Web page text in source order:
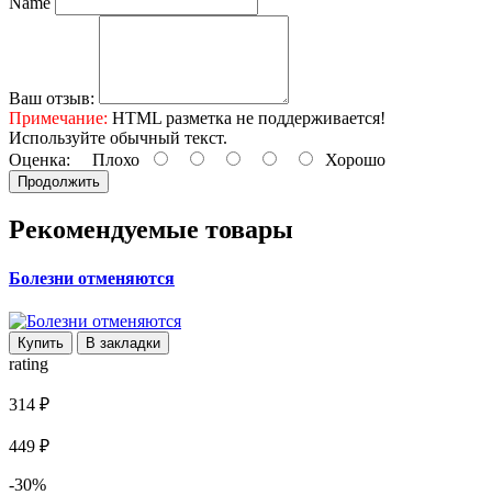
Ваш отзыв:
Примечание: HTML разметка не поддерживается!
Используйте обычный текст.
Оценка: Плохо Хорошо
Продолжить
Рекомендуемые товары
Болезни отменяются
Купить В закладки
rating
314 ₽
449 ₽
-30%